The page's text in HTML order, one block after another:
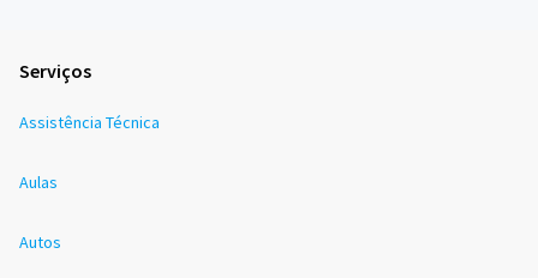
Serviços
Assistência Técnica
Aulas
Autos